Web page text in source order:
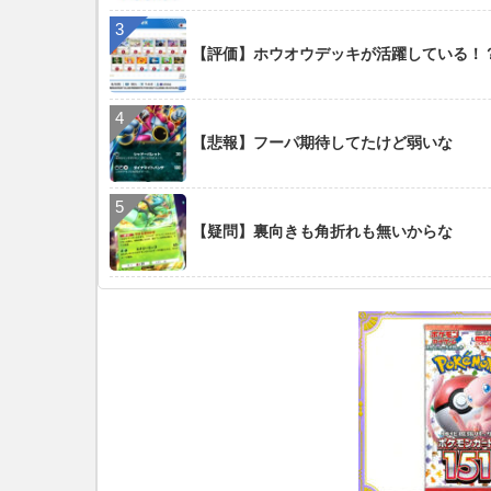
【評価】ホウオウデッキが活躍している！
【悲報】フーパ期待してたけど弱いな
【疑問】裏向きも角折れも無いからな